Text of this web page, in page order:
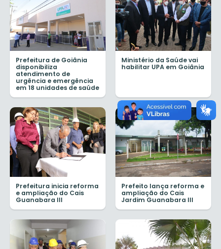
Prefeitura de Goiânia
disponibiliza
atendimento de
urgência e emergência
em 18 unidades de saúde
Ministério da Saúde vai
habilitar UPA em Goiânia
Prefeitura inicia reforma
e ampliação do Cais
Guanabara III
Prefeito lança reforma e
ampliação do Cais
Jardim Guanabara III